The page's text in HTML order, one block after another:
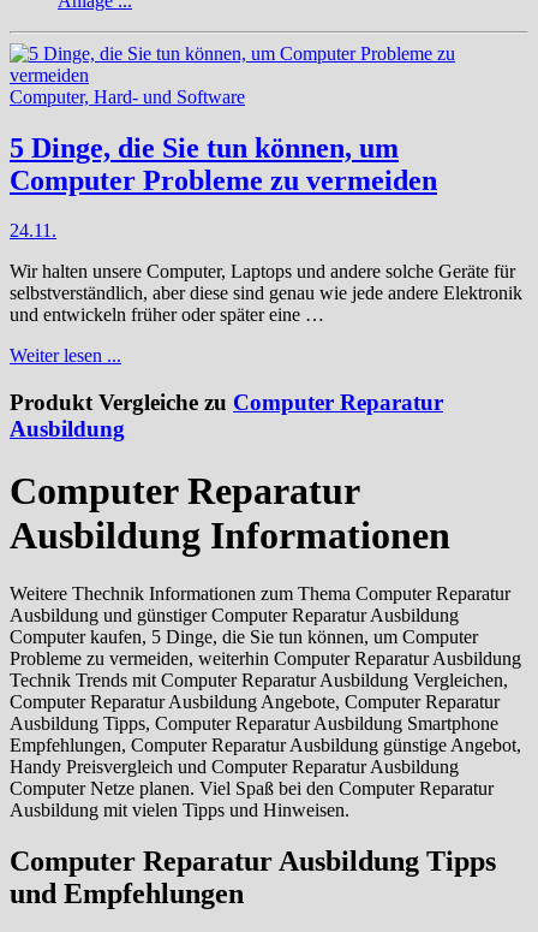
Computer, Hard- und Software
5 Dinge, die Sie tun können, um
Computer Probleme zu vermeiden
24.11.
Wir halten unsere Computer, Laptops und andere solche Geräte für
selbstverständlich, aber diese sind genau wie jede andere Elektronik
und entwickeln früher oder später eine …
Weiter lesen ...
Produkt Vergleiche zu Computer Reparatur
Ausbildung
Computer Reparatur
Ausbildung Informationen
Weitere Thechnik Informationen zum Thema Computer Reparatur
Ausbildung und günstiger Computer Reparatur Ausbildung
Computer kaufen, 5 Dinge, die Sie tun können, um Computer
Probleme zu vermeiden, weiterhin Computer Reparatur Ausbildung
Technik Trends mit Computer Reparatur Ausbildung Vergleichen,
Computer Reparatur Ausbildung Angebote, Computer Reparatur
Ausbildung Tipps, Computer Reparatur Ausbildung Smartphone
Empfehlungen, Computer Reparatur Ausbildung günstige Angebot,
Handy Preisvergleich und Computer Reparatur Ausbildung
Computer Netze planen. Viel Spaß bei den Computer Reparatur
Ausbildung mit vielen Tipps und Hinweisen.
Computer Reparatur Ausbildung Tipps
und Empfehlungen